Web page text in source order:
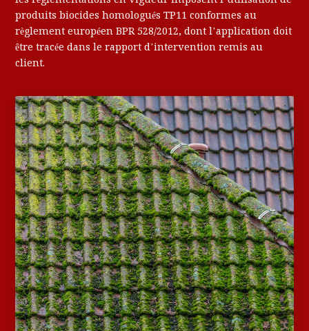
produits biocides homologués TP11 conformes au
règlement européen BPR 528/2012, dont l’application doit
être tracée dans le rapport d’intervention remis au
client.